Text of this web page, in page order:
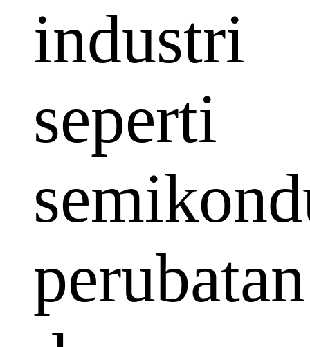
industri
seperti
perubatan